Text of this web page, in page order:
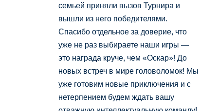
семьей приняли вызов Турнира и
вышли из него победителями.
Спасибо отдельное за доверие, что
уже не раз выбираете наши игры —
это награда круче, чем «Оскар»! До
новых встреч в мире головоломок! Мы
уже готовим новые приключения и с
нетерпением будем ждать вашу